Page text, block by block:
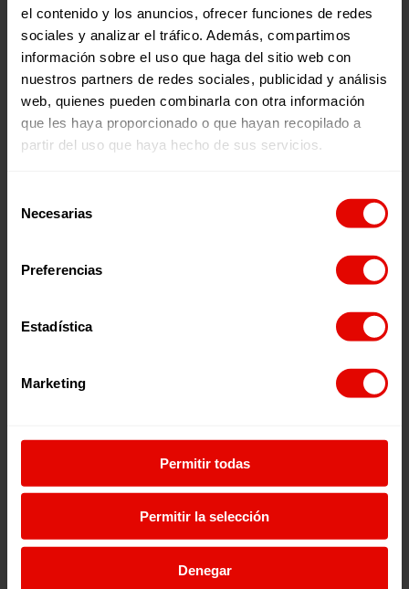
el contenido y los anuncios, ofrecer funciones de redes
sociales y analizar el tráfico. Además, compartimos
información sobre el uso que haga del sitio web con
nuestros partners de redes sociales, publicidad y análisis
web, quienes pueden combinarla con otra información
que les haya proporcionado o que hayan recopilado a
partir del uso que haya hecho de sus servicios.
Necesarias
Preferencias
Estadística
Marketing
Permitir todas
Permitir la selección
Denegar
La Asamblea de
se repartió durante varios días
del trabajo sobre la brújula, en 4 centros educativos.
Participaron en torno a 150 jóvenes, y en 2 de los centros
Awilda y Wilneria, quienes también pudieron dinamizar
un espacio de formación e intercambio sobre distintas